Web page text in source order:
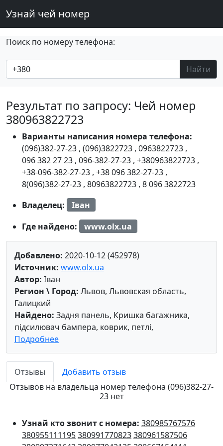
Узнай чей номер
Поиск по номеру телефона:
Найти
Результат по запросу: Чей номер
380963822723
Варианты написания номера телефона:
(096)382-27-23 , (096)3822723 , 0963822723 ,
096 382 27 23 , 096-382-27-23 , +380963822723 ,
+38-096-382-27-23 , +38 096 382-27-23 ,
8(096)382-27-23 , 80963822723 , 8 096 3822723
Владелец:
Іван
Где найдено:
www.olx.ua
Добавлено: 2020-10-12 (452978)
Источник: www.olx.ua
Автор: Іван
Регион \ Город: Львов, Львовская область,
Галицкий
Найдено: Задня панель, Кришка багажника,
підсилювач бампера, коврик, петлі,
Подробнее
Отзывы
Добавить отзыв
Отзывов на владельца номер телефона (096)382-27-
23 нет
Узнай кто звонит с номера: 380985767576
380955111195380991770823380961587506